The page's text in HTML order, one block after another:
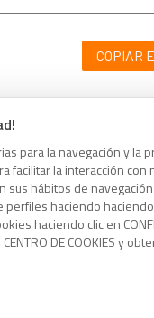
para la navegación y la
facilitar la interacción
sus hábitos de
haciendo haciendo
haciendo clic en
DE COOKIES y
COPIAR
el botón.